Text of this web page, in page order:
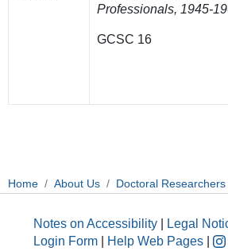
Professionals, 1945-
GCSC 16
Home About Us Doctoral Researchers
Notes on Accessibility Legal
Login Form
Help Web Pages